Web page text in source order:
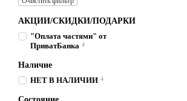
АКЦИИ/СКИДКИ/ПОДАРКИ
"Оплата частями" от
ПриватБанка 4
Наличие
НЕТ В НАЛИЧИИ 4